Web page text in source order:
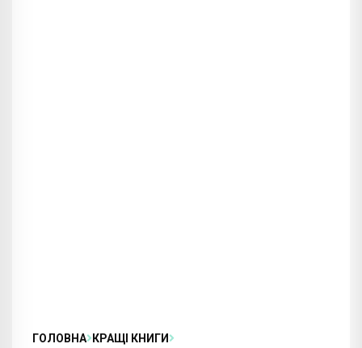
ГОЛОВНА КРАЩІ КНИГИ